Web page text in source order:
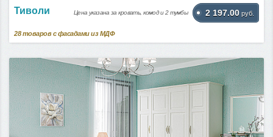
Тиволи Цена указана за кровать, комод и 2 тумбы 2 197.00 руб.
28 товаров с фасадами из МДФ